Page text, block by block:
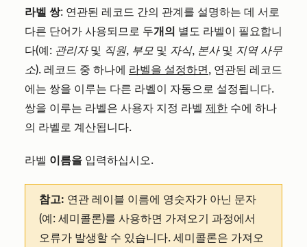
라벨 쌍: 연관된 레코드 간의 관계를 설명하는 데 서로
다른 단어가 사용되므로 두개의 별도 라벨이 필요합니
다(예: 관리자및 직원, 부모 및 자식, 본사및 지역 사무
소). 레코드 중 하나에 라벨을 설정하면, 연관된 레코드
에는 쌍을 이루는 다른 라벨이 자동으로 설정됩니다.
쌍을 이루는 라벨은 사용자 지정 라벨 제한 수에 하나
의 라벨로 계산됩니다.
라벨 이름을 입력하십시오.
참고: 연관 레이블 이름에 영숫자가 아닌 문자
(예: 세미콜론)를 사용하면 가져오기 과정에서
오류가 발생할 수 있습니다. 세미콜론은 가져오